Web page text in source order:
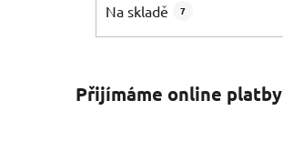
Na skladě 7
Přijímáme online platby